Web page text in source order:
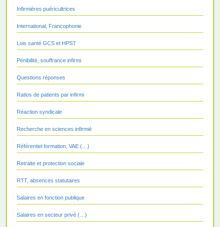
Infirmières puéricultrices
International, Francophonie
Lois santé GCS et HPST
Pénibilité, souffrance infirmi
Questions réponses
Ratios de patients par infirmi
Réaction syndicale
Recherche en sciences infirmiè
Référentiel formation, VAE (…)
Retraite et protection sociale
RTT, absences statutaires
Salaires en fonction publique
Salaires en secteur privé (…)